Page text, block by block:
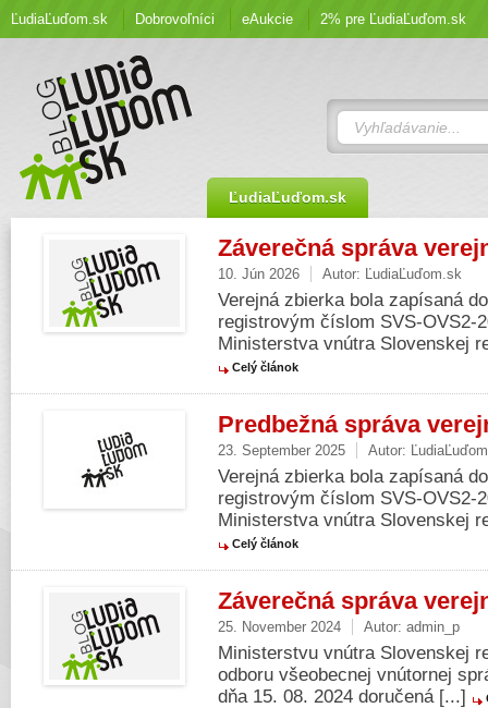
ĽudiaĽuďom.sk Dobrovoľníci eAukcie 2% pre ĽudiaĽuďom.sk
ĽudiaĽuďom.sk
Záverečná správa
10. Jún 2026 Autor: ĽudiaĽuďom.sk
Verejná zbierka bola zapísaná
registrovým číslom SVS-OVS2-
Ministerstva vnútra Slovenskej
Celý článok
Predbežná správa
23. September 2025 Autor:
Verejná zbierka bola zapísaná
registrovým číslom SVS-OVS2-
Ministerstva vnútra Slovenskej
Celý článok
Záverečná správa
25. November 2024 Autor: admin_p
Ministerstvu vnútra Slovenskej
odboru všeobecnej vnútornej
dňa 15. 08. 2024 doručená [...]